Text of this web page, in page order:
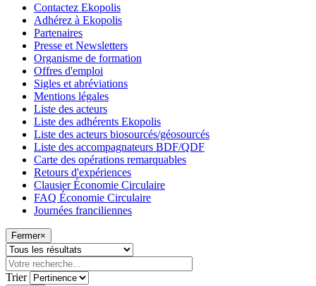
Contactez Ekopolis
Adhérez à Ekopolis
Partenaires
Presse et Newsletters
Organisme de formation
Offres d'emploi
Sigles et abréviations
Mentions légales
Liste des acteurs
Liste des adhérents Ekopolis
Liste des acteurs biosourcés/géosourcés
Liste des accompagnateurs BDF/QDF
Carte des opérations remarquables
Retours d'expériences
Clausier Économie Circulaire
FAQ Économie Circulaire
Journées franciliennes
Fermer×
Trier